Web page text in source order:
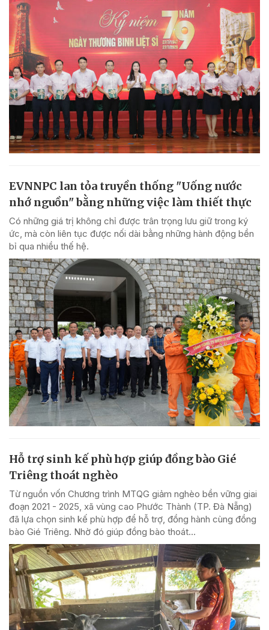
EVNNPC lan tỏa truyền thống "Uống nước
nhớ nguồn" bằng những việc làm thiết thực
Có những giá trị không chỉ được trân trọng lưu giữ trong ký
ức, mà còn liên tục được nối dài bằng những hành động bền
bỉ qua nhiều thế hệ.
Hỗ trợ sinh kế phù hợp giúp đồng bào Gié
Triêng thoát nghèo
Từ nguồn vốn Chương trình MTQG giảm nghèo bền vững giai
đoạn 2021 - 2025, xã vùng cao Phước Thành (TP. Đà Nẵng)
đã lựa chọn sinh kế phù hợp để hỗ trợ, đồng hành cùng đồng
bào Gié Triêng. Nhờ đó giúp đồng bào thoát...